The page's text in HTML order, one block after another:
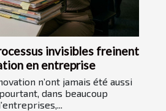
invisibles freinent
en entreprise
n’ont jamais été aussi
dans beaucoup